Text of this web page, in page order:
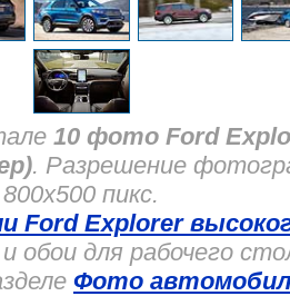
10 фото Ford
. Разрешение
800x500 пикс.
Ford Explorer
и обои для рабочего
Фото